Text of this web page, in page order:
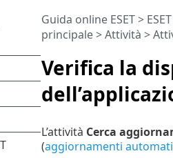
Verifica la
Guida online ESET>
principale>Attività >
L’attività Cerca
(aggiornamenti